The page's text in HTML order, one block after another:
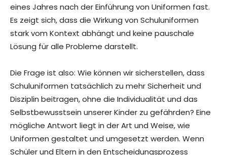
eines Jahres nach der Einführung von Uniformen fast.
Es zeigt sich, dass die Wirkung von Schuluniformen
stark vom Kontext abhängt und keine pauschale
Lösung für alle Probleme darstellt.
Die Frage ist also: Wie können wir sicherstellen, dass
Schuluniformen tatsächlich zu mehr Sicherheit und
Disziplin beitragen, ohne die Individualität und das
Selbstbewusstsein unserer Kinder zu gefährden? Eine
mögliche Antwort liegt in der Art und Weise, wie
Uniformen gestaltet und umgesetzt werden. Wenn
Schüler und Eltern in den Entscheidungsprozess